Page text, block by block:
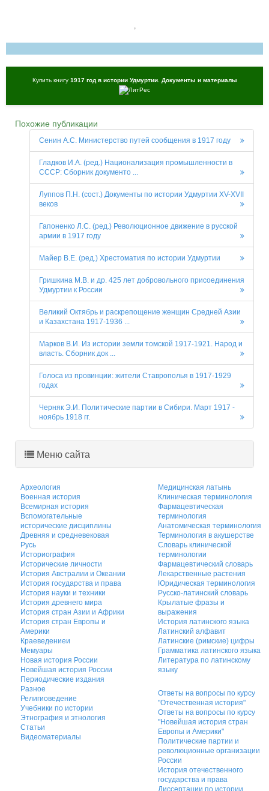
,
Купить книгу 1917 год в истории Удмуртии. Документы и материалы
Похожие публикации
Сенин А.С. Министерство путей сообщения в 1917 году
Гладков И.А. (ред.) Национализация промышленности в
СССР: Сборник документо ...
Луппов П.Н. (сост.) Документы по истории Удмуртии XV-XVII
веков
Гапоненко Л.С. (ред.) Революционное движение в русской
армии в 1917 году
Майер В.Е. (ред.) Хрестоматия по истории Удмуртии
Гришкина М.В. и др. 425 лет добровольного присоединения
Удмуртии к России
Великий Октябрь и раскрепощение женщин Средней Азии
и Казахстана 1917-1936 ...
Марков В.И. Из истории земли томской 1917-1921. Народ и
власть. Сборник док ...
Голоса из провинции: жители Ставрополья в 1917-1929
годах
Черняк Э.И. Политические партии в Сибири. Март 1917 -
ноябрь 1918 гг.
Меню сайта
Археология
Военная история
Всемирная история
Вспомогательные
исторические дисциплины
Древняя и средневековая
Русь
Историография
Исторические личности
История Австралии и Океании
История государства и права
История науки и техники
История древнего мира
История стран Азии и Африки
История стран Европы и
Америки
Краеведениеи
Мемуары
Новая история России
Новейшая история России
Периодические издания
Разное
Религиоведение
Учебники по истории
Этнография и этнология
Статьи
Видеоматериалы
Медицинская латынь
Клиническая терминология
Фармацевтическая
терминология
Анатомическая терминология
Терминология в акушерстве
Словарь клинической
терминологии
Фармацевтический словарь
Лекарственные растения
Юридическая терминология
Русско-латинский словарь
Крылатые фразы и
выражения
История латинского языка
Латинский алфавит
Латинские (римские) цифры
Грамматика латинского языка
Литература по латинскому
языку
Ответы на вопросы по курсу
"Отечественная история"
Ответы на вопросы по курсу
"Новейшая история стран
Европы и Америки"
Политические партии и
революционные организации
России
История отечественного
государства и права
Диссертации по истории